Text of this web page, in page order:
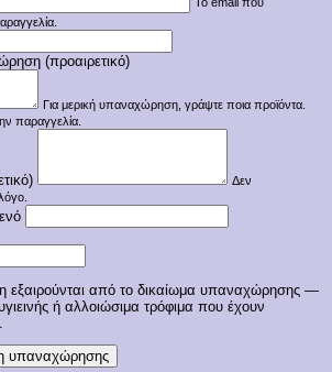
(προαιρετικό)
Για μερική υπαναχώρηση, γράψτε ποια προϊόντα.
παραγγελία.
Δεν
εξαιρούνται από το δικαίωμα υπαναχώρησης —
ή αλλοιώσιμα τρόφιμα που έχουν
υπαναχώρησης